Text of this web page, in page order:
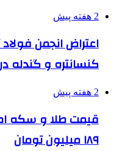
2 هفته پیش
اعتراض انجمن
کنسانتره و گندله
2 هفته پیش
قیمت طلا و سکه
۱۸۹ میلیون تومان